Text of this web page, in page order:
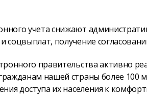
учета снижают
соцвыплат, получение
правительства активно
нашей страны более 100
доступа их населения к